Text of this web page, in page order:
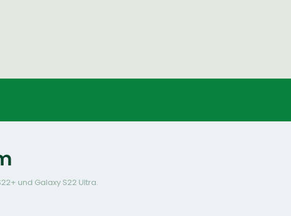
und Galaxy S22 Ultra.